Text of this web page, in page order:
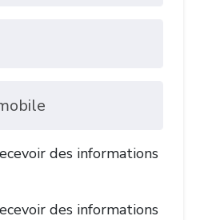
des informations
des informations